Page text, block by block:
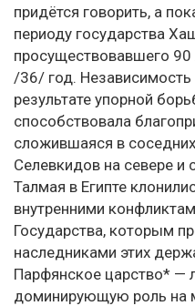
придётся говорить, а
периоду государства
просуществовавшего
/36/ год.
результате упорной
способствовала
сложившаяся в
Селевкидов на севере и
Талмая в Египте
внутренними
Государства, которым
наследниками этих
Парфянское царство* —
доминирующую роль на